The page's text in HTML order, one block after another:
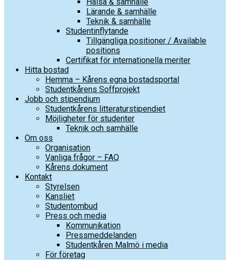
Lärande & samhälle
Teknik & samhälle
Studentinflytande
Tillgängliga positioner / Available
positions
Certifikat för internationella meriter
Hitta bostad
Hemma – Kårens egna bostadsportal
Studentkårens Soffprojekt
Jobb och stipendium
Studentkårens litteraturstipendiet
Möjligheter för studenter
Teknik och samhälle
Om oss
Organisation
Vanliga frågor – FAQ
Kårens dokument
Kontakt
Styrelsen
Kansliet
Studentombud
Press och media
Kommunikation
Pressmeddelanden
Studentkåren Malmö i media
För företag